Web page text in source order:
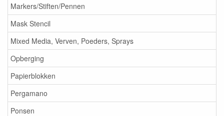
Markers/Stiften/Pennen
Mask Stencil
Mixed Media, Verven, Poeders, Sprays
Opberging
Papierblokken
Pergamano
Ponsen